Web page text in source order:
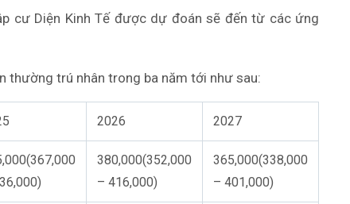
cư Diện Kinh Tế được dự đoán sẽ đến từ các ứng
thường trú nhân trong ba năm tới như sau:
2026 2027
380,000(352,000
– 416,000)
365,000(338,000
– 401,000)